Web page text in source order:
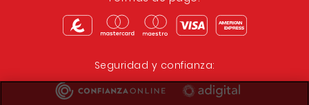
Seguridad y confianza: